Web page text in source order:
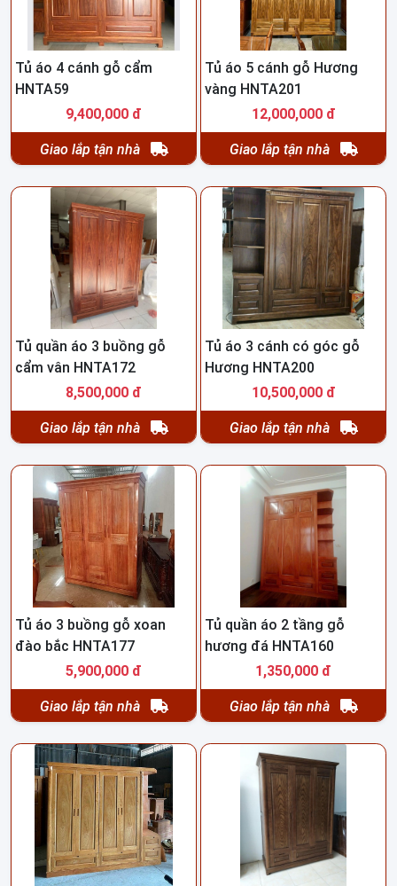
Tủ áo 4 cánh gỗ cẩm
HNTA59
9,400,000 đ
Giao lắp tận nhà
Tủ áo 5 cánh gỗ Hương
vàng HNTA201
12,000,000 đ
Giao lắp tận nhà
Tủ quần áo 3 buồng gỗ
cẩm vân HNTA172
8,500,000 đ
Giao lắp tận nhà
Tủ áo 3 cánh có góc gỗ
Hương HNTA200
10,500,000 đ
Giao lắp tận nhà
Tủ áo 3 buồng gỗ xoan
đào bắc HNTA177
5,900,000 đ
Giao lắp tận nhà
Tủ quần áo 2 tầng gỗ
hương đá HNTA160
1,350,000 đ
Giao lắp tận nhà